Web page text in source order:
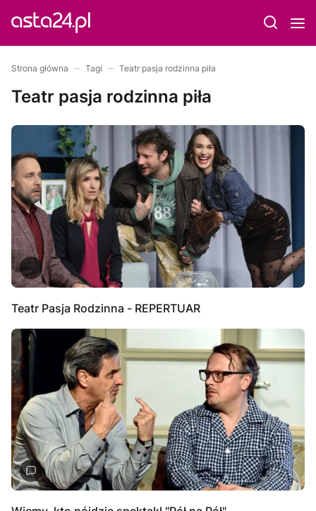
Strona główna Tagi Teatr pasja rodzinna piła
Teatr pasja rodzinna piła
Teatr Pasja Rodzinna - REPERTUAR